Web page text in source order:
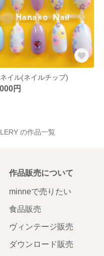
イル(ネイルチップ)
円
の作品一覧
作品販売について
minneで売りたい
食品販売
ヴィンテージ販売
ダウンロード販売